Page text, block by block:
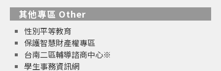
其他專區 Other
性別平等教育
保護智慧財產權專區
台南二區輔導諮商中心※
學生事務資訊網